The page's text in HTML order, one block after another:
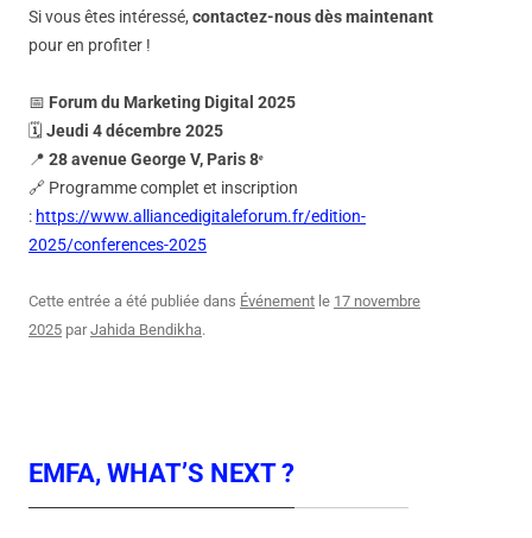
Si vous êtes intéressé, contactez-nous dès maintenant
pour en profiter !
📅 Forum du Marketing Digital 2025
🗓 Jeudi 4 décembre 2025
📍 28 avenue George V, Paris 8ᵉ
🔗 Programme complet et inscription
: https://www.alliancedigitaleforum.fr/edition-
2025/conferences-2025
Cette entrée a été publiée dans Événement le 17 novembre
2025 parJahida Bendikha.
EMFA, WHAT’S NEXT ?